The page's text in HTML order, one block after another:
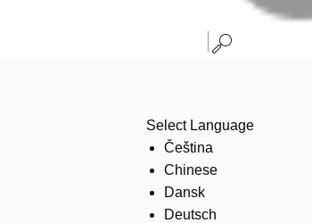
Select Language
Čeština
Chinese
Dansk
Deutsch